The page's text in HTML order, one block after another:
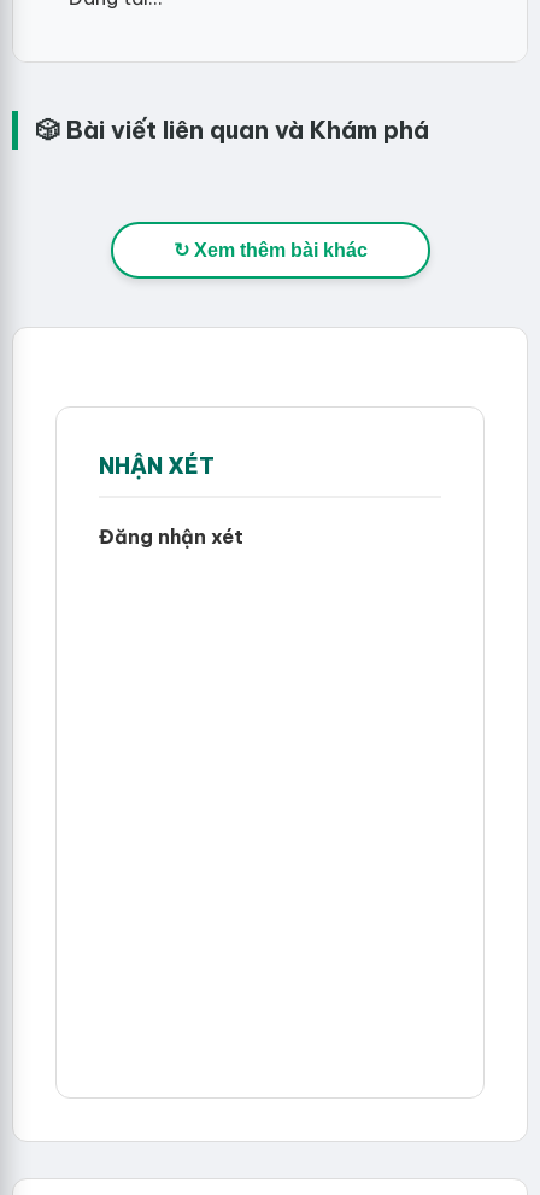
🎲 Bài viết liên quan và Khám phá
↻ Xem thêm bài khác
NHẬN XÉT
Đăng nhận xét